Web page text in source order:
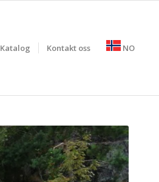
Katalog Kontakt oss NO